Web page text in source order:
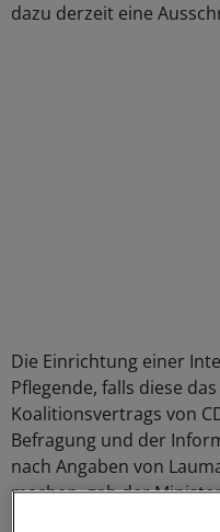
dazu derzeit eine
Die Einrichtung einer
Pflegende, falls diese
Koalitionsvertrags von
Befragung und der
nach Angaben von
machen, gab der